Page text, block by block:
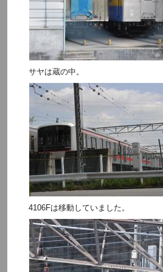
サヤは蔵の中。
4106Fは移動していました。